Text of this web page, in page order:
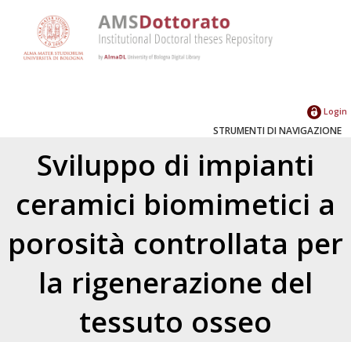
Login
STRUMENTI DI NAVIGAZIONE
Sviluppo di impianti
ceramici biomimetici a
porosità controllata per
la rigenerazione del
tessuto osseo